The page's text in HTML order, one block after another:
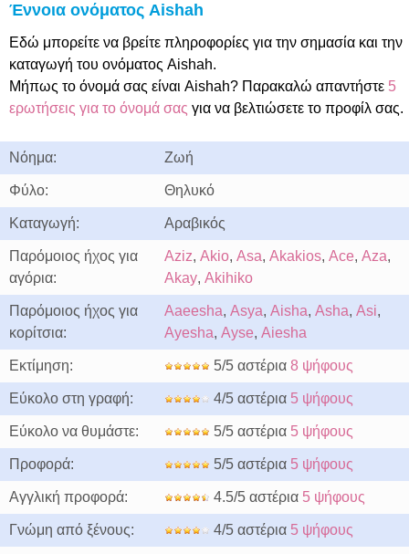
Έννοια ονόματος Aishah
Εδώ μπορείτε να βρείτε πληροφορίες για την σημασία και την
καταγωγή του ονόματος Aishah.
Μήπως το όνομά σας είναι Aishah? Παρακαλώ απαντήστε 5
ερωτήσεις για το όνομά σας για να βελτιώσετε το προφίλ σας.
Νόημα: Ζωή
Φύλο: Θηλυκό
Καταγωγή: Αραβικός
Παρόμοιος ήχος για
αγόρια:
Aziz, Akio, Asa, Akakios, Ace, Aza,
Akay, Akihiko
Παρόμοιος ήχος για
κορίτσια:
Aaeesha, Asya, Aisha, Asha, Asi,
Ayesha, Ayse, Aiesha
Εκτίμηση: 5/5 αστέρια 8 ψήφους
Εύκολο στη γραφή: 4/5 αστέρια 5 ψήφους
Εύκολο να θυμάστε: 5/5 αστέρια 5 ψήφους
Προφορά: 5/5 αστέρια 5 ψήφους
Αγγλική προφορά: 4.5/5 αστέρια 5 ψήφους
Γνώμη από ξένους: 4/5 αστέρια 5 ψήφους